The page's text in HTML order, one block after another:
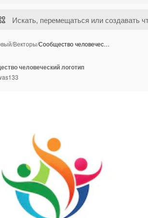
/Векторы/Сообщество человечес…
человеческий логотип